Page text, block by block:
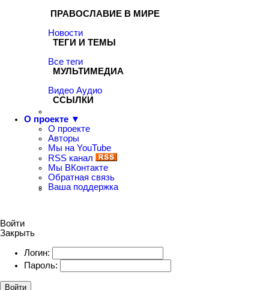
ПРАВОСЛАВИЕ В МИРЕ
Новости
ТЕГИ И ТЕМЫ
Все теги
МУЛЬТИМЕДИА
Видео Аудио
ССЫЛКИ
О проекте ▼
О проекте
Авторы
Мы на YouTube
RSS канал
Мы ВКонтакте
Обратная связь
Ваша поддержка
Войти
Закрыть
Логин:
Пароль:
Войти